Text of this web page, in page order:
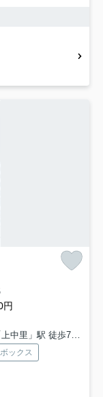
円
中里」駅 徒歩7分
ックス